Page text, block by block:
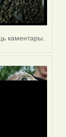
каментары.